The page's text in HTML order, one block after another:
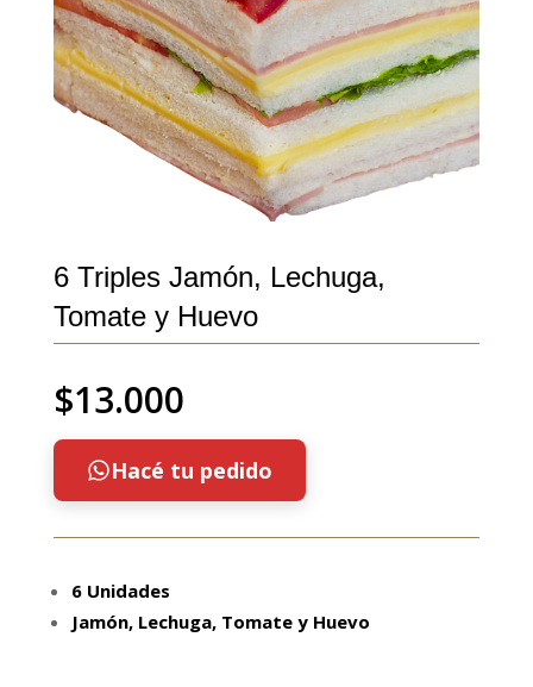
6 Triples Jamón, Lechuga,
Tomate y Huevo
$13.000
Hacé tu pedido
6 Unidades
Jamón, Lechuga, Tomate y Huevo